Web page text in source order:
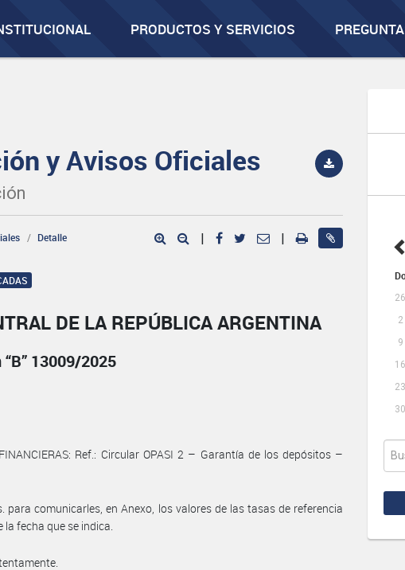
PRODUCTOS Y SERVICIOS
26
2
9
16
23
30
y Avisos Oficiales
Detalle | |
DE LA REPÚBLICA ARGENTINA
13009/2025
Ref.: Circular OPASI 2 – Garantía de los depósitos –
para comunicarles, en Anexo, los valores de las tasas de referencia
fecha que se indica.